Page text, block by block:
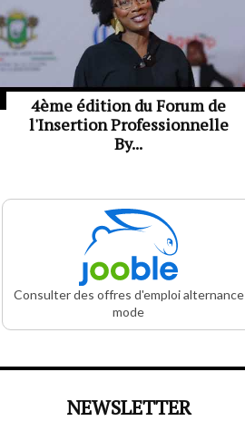
4ème édition du Forum de
l'Insertion Professionnelle
By...
Consulter des offres d'emploi alternance
mode
NEWSLETTER